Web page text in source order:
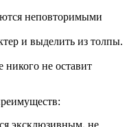
неповторимыми
и выделить из толпы.
никого не оставит
эксклюзивным, не